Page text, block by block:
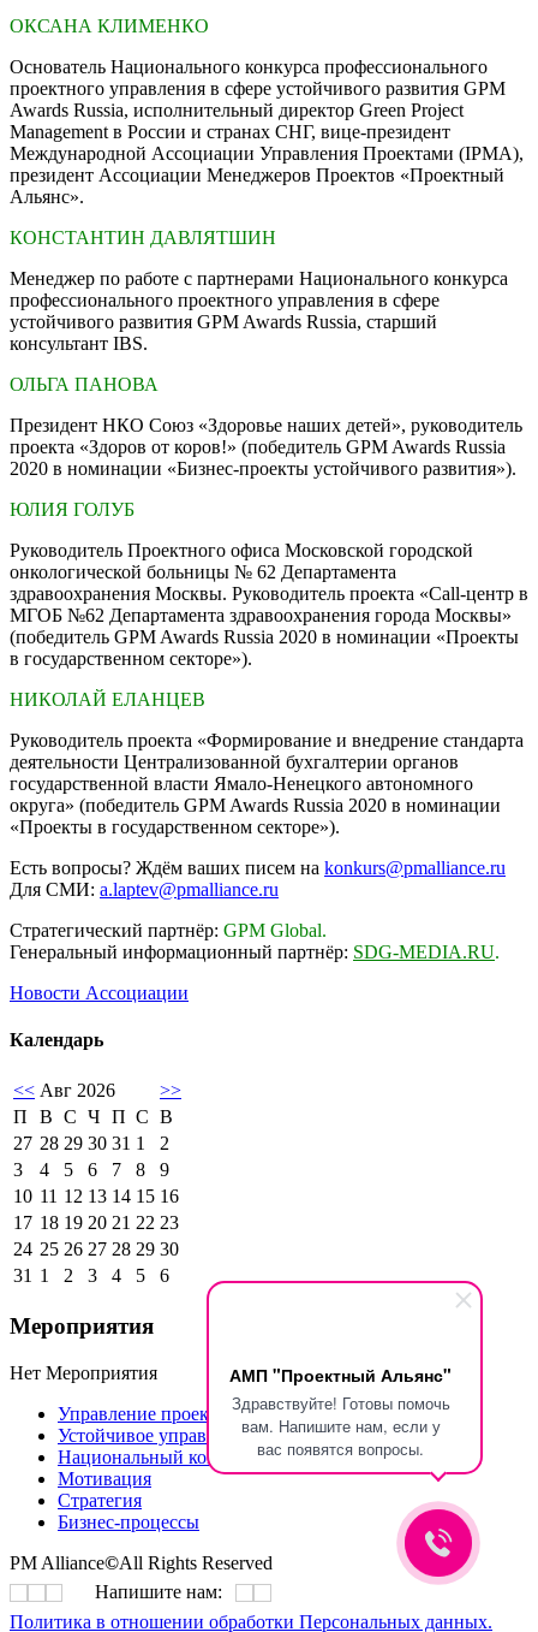
АМП "Проектный Альянс"
Здравствуйте! Готовы помочь
вам. Напишите нам, если у
вас появятся вопросы.
ОКСАНА КЛИМЕНКО
Основатель Национального конкурса профессионального
проектного управления в сфере устойчивого развития GPM
Awards Russia, исполнительный директор Green Project
Management в России и странах СНГ, вице-президент
Международной Ассоциации Управления Проектами (IPMA),
президент Ассоциации Менеджеров Проектов «Проектный
Альянс».
КОНСТАНТИН ДАВЛЯТШИН
Менеджер по работе с партнерами Национального конкурса
профессионального проектного управления в сфере
устойчивого развития GPM Awards Russia, старший
консультант IBS.
ОЛЬГА ПАНОВА
Президент НКО Союз «Здоровье наших детей», руководитель
проекта «Здоров от коров!» (победитель GPM Awards Russia
2020 в номинации «Бизнес-проекты устойчивого развития»).
ЮЛИЯ ГОЛУБ
Руководитель Проектного офиса Московской городской
онкологической больницы № 62 Департамента
здравоохранения Москвы. Руководитель проекта «Call-центр в
МГОБ №62 Департамента здравоохранения города Москвы»
(победитель GPM Awards Russia 2020 в номинации «Проекты
в государственном секторе»).
НИКОЛАЙ ЕЛАНЦЕВ
Руководитель проекта «Формирование и внедрение стандарта
деятельности Централизованной бухгалтерии органов
государственной власти Ямало-Ненецкого автономного
округа» (победитель GPM Awards Russia 2020 в номинации
«Проекты в государственном секторе»).
Есть вопросы? Ждём ваших писем на konkurs@pmalliance.ru
Для СМИ: a.laptev@pmalliance.ru
Стратегический партнёр: GPM Global.
Генеральный информационный партнёр: SDG-MEDIA.RU.
Новости Ассоциации
Календарь
<< Авг 2026
>>
П
В С Ч П С В
27 28 29 30 31 1
2
3
4 5 6 7 8
9
10 11 12 13 14 15 16
17 18 19 20 21 22 23
24 25 26 27 28 29 30
31 1 2 3 4 5 6
Мероприятия
Нет Мероприятия
Управление проектами IPMA
Устойчивое управление проектами
Национальный конкурс GPM Awards Russia
Мотивация
Стратегия
Бизнес-процессы
PM Alliance©All Rights Reserved
Напишите нам:
Политика в отношении обработки Персональных данных.